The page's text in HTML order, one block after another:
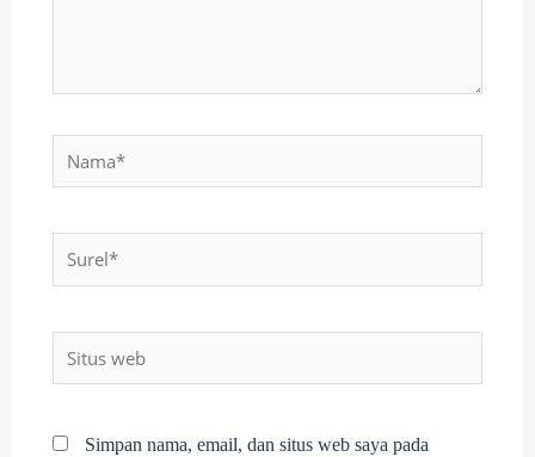
Simpan nama, email, dan situs web saya pada